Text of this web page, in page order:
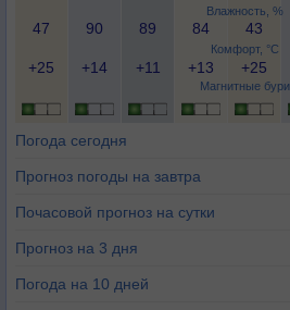
Влажность, %
Комфорт, °C
Магнитные бури
47 90 89 84 43
+25 +14 +11 +13 +25
Погода сегодня
Прогноз погоды на завтра
Почасовой прогноз на сутки
Прогноз на 3 дня
Погода на 10 дней